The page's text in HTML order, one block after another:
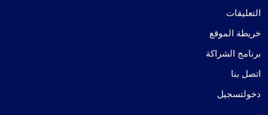
التعليقات
خريطة الموقع
برنامج الشراكة
اتصل بنا
دخولتسجيل